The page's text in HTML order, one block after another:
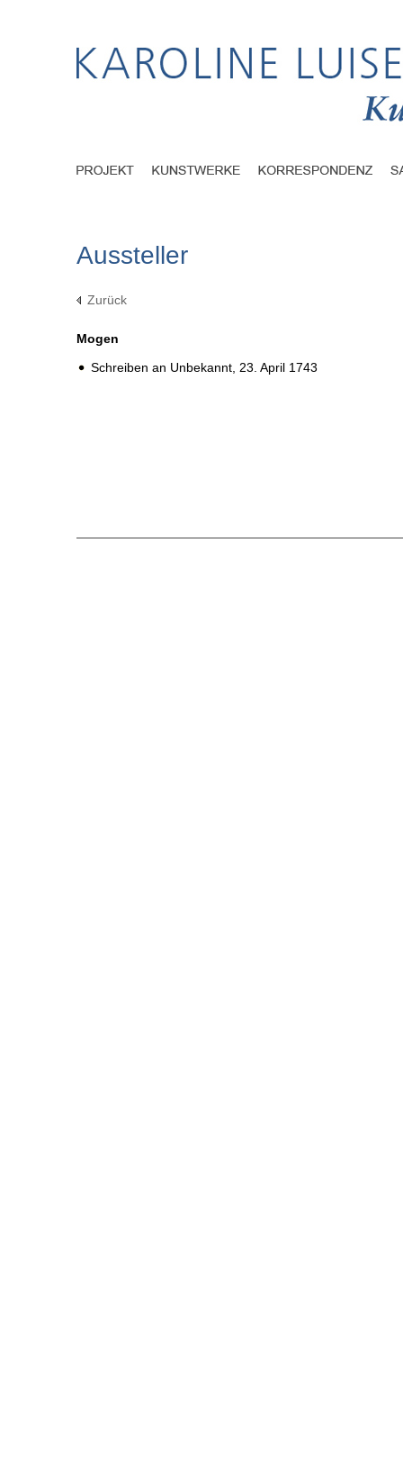
Aussteller
Zurück
Mogen
Schreiben an Unbekannt, 23. April 1743